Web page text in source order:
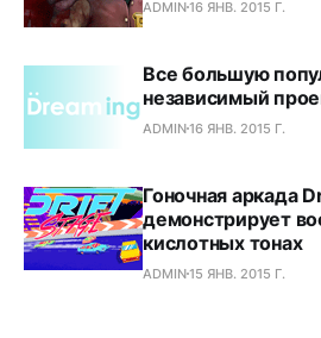
ADMIN16 ЯНВ. 2015 Г.
Все большую
независимый
ADMIN16 ЯНВ. 2015 Г.
Гоночная аркада
демонстрирует
кислотных тонах
ADMIN15 ЯНВ. 2015 Г.